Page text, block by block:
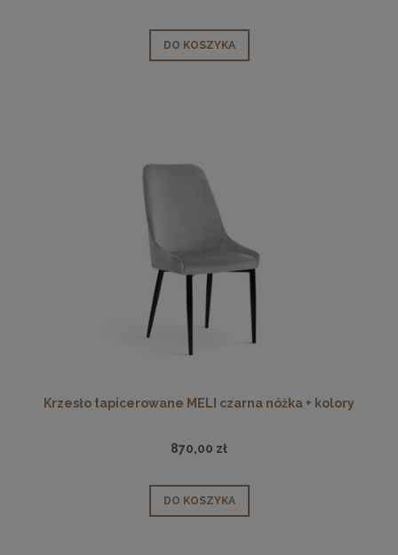
DO KOSZYKA
Krzesło tapicerowane MELI czarna nóżka + kolory
870,00 zł
DO KOSZYKA